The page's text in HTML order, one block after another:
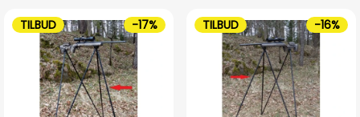
TILBUD -17% TILBUD -16%